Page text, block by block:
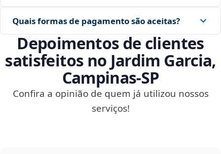
Quais formas de pagamento são aceitas?
Depoimentos de clientes
satisfeitos no Jardim Garcia,
Campinas‑SP
Confira a opinião de quem já utilizou nossos
serviços!